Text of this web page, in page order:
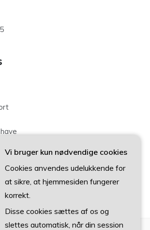
Vi bruger kun nødvendige cookies
Cookies anvendes udelukkende for
at sikre, at hjemmesiden fungerer
korrekt.
Disse cookies sættes af os og
slettes automatisk, når din session